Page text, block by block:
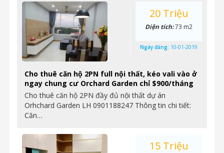
Cho thuê căn hộ 2PN full nội thất, kéo vali vào ở
ngay chung cư Orchard Garden chỉ $900/tháng
Cho thuê căn hộ 2PN đầy đủ nội thất dự án
Orhchard Garden LH 0901188247 Thông tin chi tiết:
Căn…
20 Triệu
Diện tích:73 m2
Ngày đăng: 10-01-2019
15 Triệu